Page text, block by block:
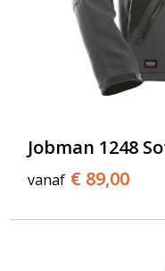
Jobman 1248
vanaf € 89,00